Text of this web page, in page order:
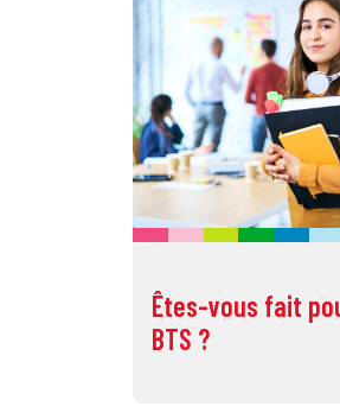
Êtes-vous fait
BTS ?